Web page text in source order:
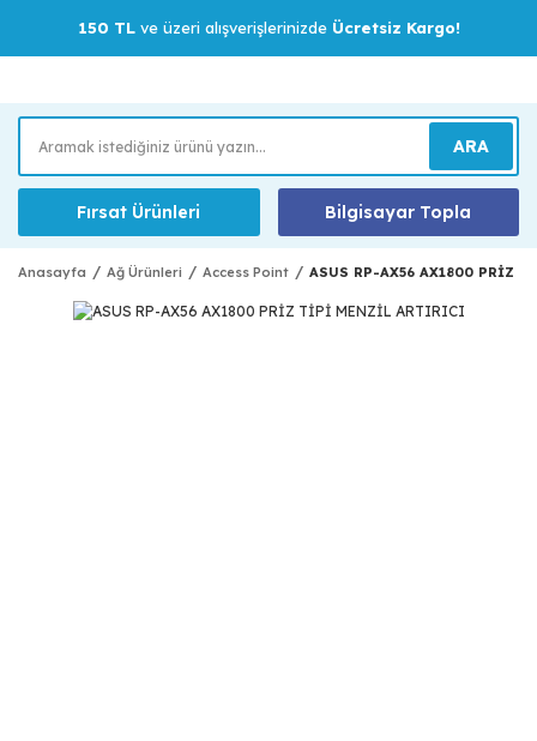
150 TLve üzeri alışverişlerinizde Ücretsiz Kargo!
ARA
Fırsat Ürünleri Bilgisayar Topla
Anasayfa Ağ Ürünleri Access Point ASUS RP-AX56 AX1800 PRİZ